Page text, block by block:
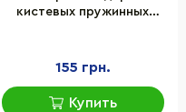
кистевых пружинных
155 грн.
Купить